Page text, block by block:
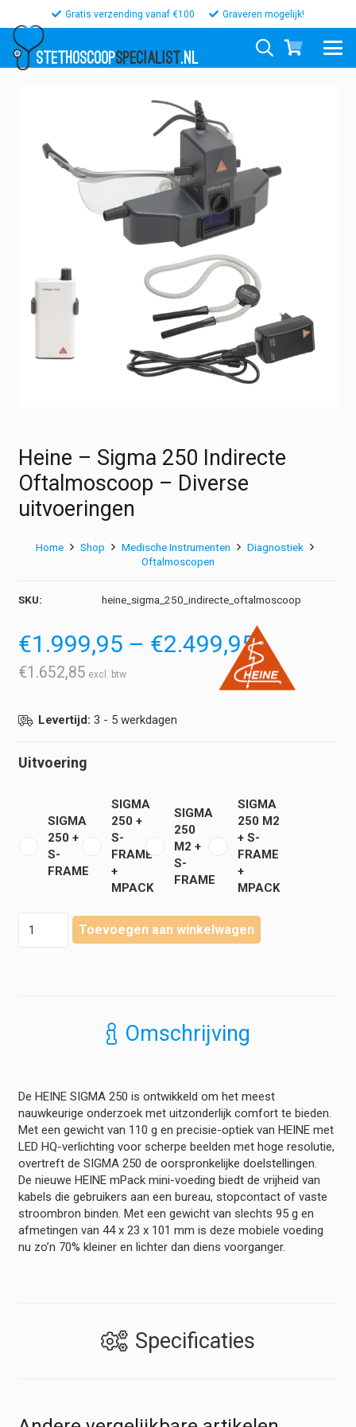
Gratis verzending vanaf €100 Graveren mogelijk!
STETHOSCOOPSPECIALIST.NL
Heine – Sigma 250 Indirecte
Oftalmoscoop – Diverse
uitvoeringen
Home Shop Medische Instrumenten
Diagnostiek
Oftalmoscopen
SKU: heine_sigma_250_indirecte_oftalmoscoop
€1.999,95 – €2.499,95
tot
€1.652,85
Levertijd: 3 - 5 werkdagen
Uitvoering
SIGMA
250 +
S-
FRAME
SIGMA
250 +
S-
FRAME
+
MPACK
SIGMA
250
M2 +
S-
FRAME
SIGMA
250 M2
+ S-
FRAME
+
MPACK
Toevoegen aan winkelwagen
Omschrijving
De HEINE SIGMA 250 is ontwikkeld om het meest
nauwkeurige onderzoek met uitzonderlijk comfort te bieden.
Met een gewicht van 110 g en precisie-optiek van HEINE met
LED HQ-verlichting voor scherpe beelden met hoge resolutie,
overtreft de SIGMA 250 de oorspronkelijke doelstellingen.
De nieuwe HEINE mPack mini-voeding biedt de vrijheid van
kabels die gebruikers aan een bureau, stopcontact of vaste
stroombron binden. Met een gewicht van slechts 95 g en
afmetingen van 44 x 23 x 101 mm is deze mobiele voeding
nu zo’n 70% kleiner en lichter dan diens voorganger.
Specificaties